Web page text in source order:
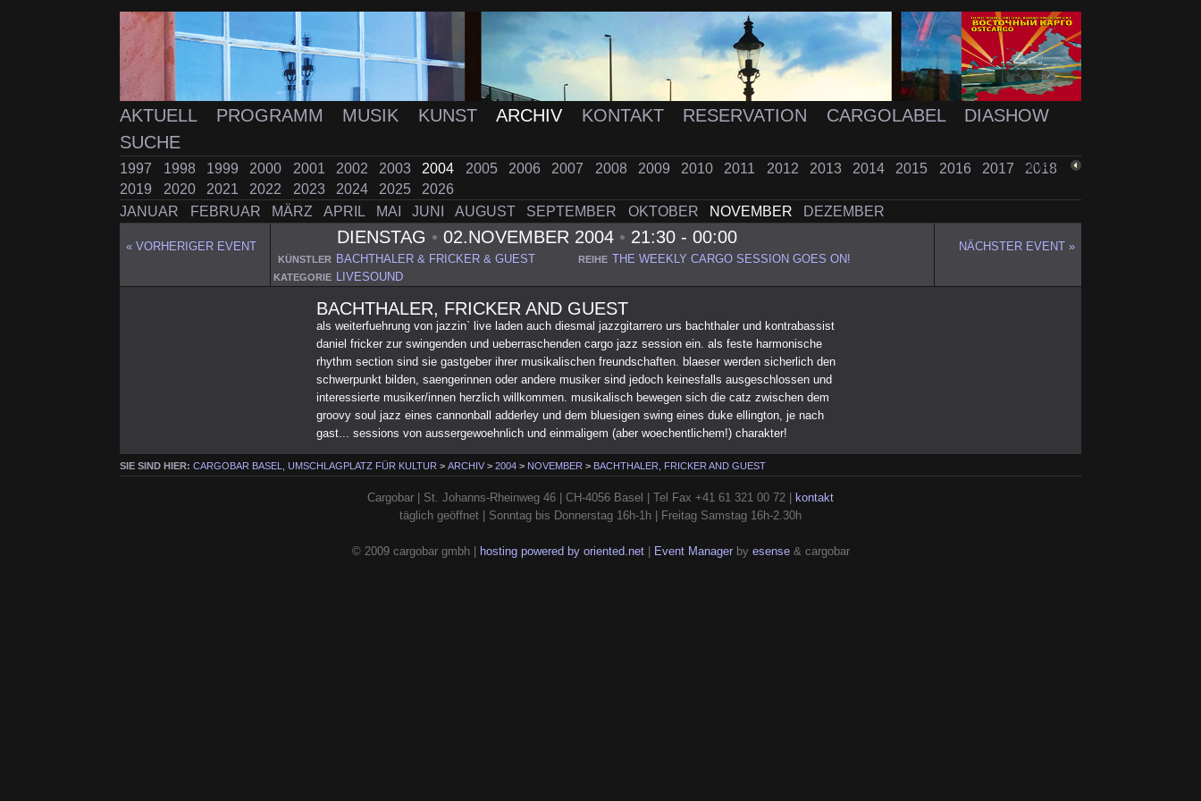
AKTUELL PROGRAMM MUSIK KUNST ARCHIV KONTAKT RESERVATION CARGOLABEL
DIASHOW
SUCHE
1997 1998 1999 2000 2001 2002 2003 2004 2005 2006 2007 2008 2009 2010 2011 2012 2013 2014 2015 2016 2017
2018
2019
2020 2021 2022 2023 2024 2025
2026
JANUAR
FEBRUAR MÄRZ APRIL MAI JUNI AUGUST SEPTEMBER OKTOBER NOVEMBER DEZEMBER
ZURÜCK
« VORHERIGER EVENT DIENSTAG • 02.NOVEMBER 2004 • 21:30 - 00:00
KÜNSTLER BACHTHALER & FRICKER & GUEST REIHE THE WEEKLY CARGO SESSION GOES ON!
KATEGORIE LIVESOUND
NÄCHSTER EVENT »
BACHTHALER, FRICKER AND GUEST
als weiterfuehrung von jazzin` live laden auch diesmal jazzgitarrero urs bachthaler und kontrabassist
daniel fricker zur swingenden und ueberraschenden cargo jazz session ein. als feste harmonische
rhythm section sind sie gastgeber ihrer musikalischen freundschaften. blaeser werden sicherlich den
schwerpunkt bilden, saengerinnen oder andere musiker sind jedoch keinesfalls ausgeschlossen und
interessierte musiker/innen herzlich willkommen. musikalisch bewegen sich die catz zwischen dem
groovy soul jazz eines cannonball adderley und dem bluesigen swing eines duke ellington, je nach
gast... sessions von aussergewoehnlich und einmaligem (aber woechentlichem!) charakter!
SIE SIND HIER:CARGOBAR BASEL, UMSCHLAGPLATZ FÜR KULTUR >ARCHIV >2004 > NOVEMBER > BACHTHALER, FRICKER AND GUEST
Cargobar | St. Johanns-Rheinweg 46 | CH-4056 Basel | Tel Fax +41 61 321 00 72 |
kontakt
täglich geöffnet | Sonntag bis Donnerstag 16h-1h | Freitag Samstag 16h-2.30h
© 2009 cargobar gmbh | hosting powered by oriented.net| Event Managerby esense& cargobar